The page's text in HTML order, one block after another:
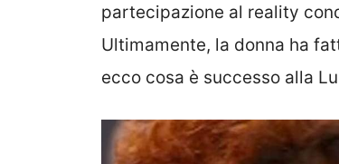
partecipazione al reality
Ultimamente, la donna ha
ecco cosa è successo alla